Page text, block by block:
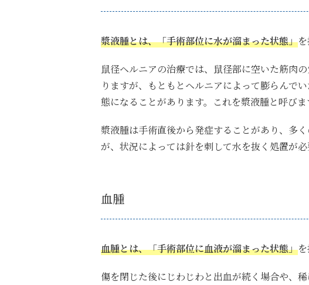
漿液腫とは、「手術部位に水が溜まった状態」
鼠径ヘルニアの治療では、鼠径部に空いた筋肉
りますが、もともとヘルニアによって膨らんで
態になることがあります。これを漿液腫と呼びま
漿液腫は手術直後から発症することがあり、多
が、状況によっては針を刺して水を抜く処置が必
血腫
血腫とは、「手術部位に血液が溜まった状態」
傷を閉じた後にじわじわと出血が続く場合や、